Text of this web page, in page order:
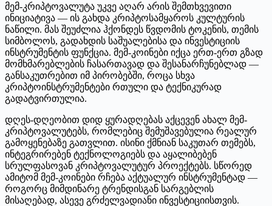
მემ-კრიპტოვალუტა უკვე აღარ არის შემთხვევითი
ინიციატივა — ის გახდა კრიპტოსამყაროს კულტურის
ნაწილი. მას შეუძლია ჰქონდეს წვდომის ტოკენის, თემის
სიმბოლოს, გადახდის საშუალებისა და ინვესტიციის
ინსტრუმენტის ფუნქცია. მემ-კოინები იქცა ერთ-ერთ გზად
მომხმარებლების ჩასართავად და შესანარჩუნებლად —
განსაკუთრებით იმ პირობებში, როცა სხვა
კრიპტოინსტრუმენტები რთული და ტექნიკურად
გადატვირთულია.
დღეს-დღეობით დიდ ყურადღებას აქცევენ ახალ მემ-
კრიპტოვალუტებს, რომლებიც შემუშავებულია რეალურ
გამოყენებაზე გათვლით. ისინი ქმნიან საკუთარ თემებს,
ინტეგრირებენ ტექნოლოგიებს და აყალიბებენ
სრულფასოვან კრიპტოვალუტურ პროექტებს. სწორედ
ამიტომ მემ-კოინები რჩება აქტუალურ ინსტრუმენტად —
როგორც მიმდინარე ტრენდისგან სარგებლის
მისაღებად, ასევე გრძელვადიანი ინვესტიციისთვის.